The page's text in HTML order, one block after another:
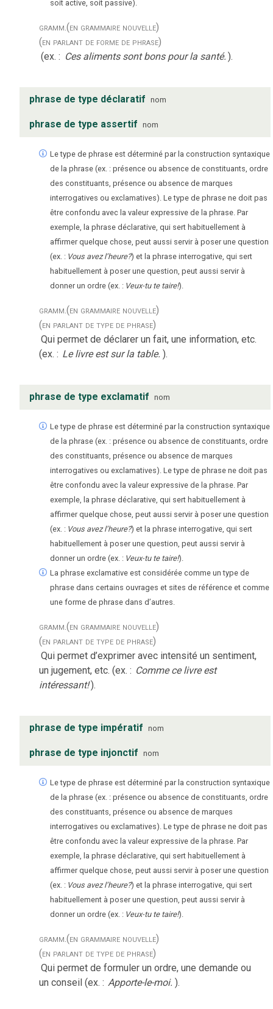
soit active, soit passive).
gramm.(en grammaire nouvelle)
(en parlant de forme de phrase)
(ex. : Ces aliments sont bons pour la santé. ).
phrase de type déclaratif nom
phrase de type assertif nom
Le type de phrase est déterminé par la construction syntaxique
de la phrase (ex. : présence ou absence de constituants, ordre
des constituants, présence ou absence de marques
interrogatives ou exclamatives). Le type de phrase ne doit pas
être confondu avec la valeur expressive de la phrase. Par
exemple, la phrase déclarative, qui sert habituellement à
affirmer quelque chose, peut aussi servir à poser une question
(ex. : Vous avez l’heure?) et la phrase interrogative, qui sert
habituellement à poser une question, peut aussi servir à
donner un ordre (ex. : Veux-tu te taire!).
gramm.(en grammaire nouvelle)
(en parlant de type de phrase)
Qui permet de déclarer un fait, une information, etc.
(ex. : Le livre est sur la table. ).
phrase de type exclamatif nom
Le type de phrase est déterminé par la construction syntaxique
de la phrase (ex. : présence ou absence de constituants, ordre
des constituants, présence ou absence de marques
interrogatives ou exclamatives). Le type de phrase ne doit pas
être confondu avec la valeur expressive de la phrase. Par
exemple, la phrase déclarative, qui sert habituellement à
affirmer quelque chose, peut aussi servir à poser une question
(ex. : Vous avez l’heure?) et la phrase interrogative, qui sert
habituellement à poser une question, peut aussi servir à
donner un ordre (ex. : Veux-tu te taire!).
La phrase exclamative est considérée comme un type de
phrase dans certains ouvrages et sites de référence et comme
une forme de phrase dans d’autres.
gramm.(en grammaire nouvelle)
(en parlant de type de phrase)
Qui permet d’exprimer avec intensité un sentiment,
un jugement, etc. (ex. : Comme ce livre est
intéressant!).
phrase de type impératif nom
phrase de type injonctif nom
Le type de phrase est déterminé par la construction syntaxique
de la phrase (ex. : présence ou absence de constituants, ordre
des constituants, présence ou absence de marques
interrogatives ou exclamatives). Le type de phrase ne doit pas
être confondu avec la valeur expressive de la phrase. Par
exemple, la phrase déclarative, qui sert habituellement à
affirmer quelque chose, peut aussi servir à poser une question
(ex. : Vous avez l’heure?) et la phrase interrogative, qui sert
habituellement à poser une question, peut aussi servir à
donner un ordre (ex. : Veux-tu te taire!).
gramm.(en grammaire nouvelle)
(en parlant de type de phrase)
Qui permet de formuler un ordre, une demande ou
un conseil (ex. : Apporte-le-moi. ).